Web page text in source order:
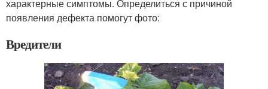
характерные симптомы. Определиться с причиной
появления дефекта помогут фото:
Вредители